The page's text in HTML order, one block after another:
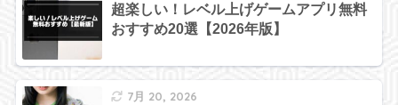
超楽しい！レベル上げゲームアプリ無料
おすすめ20選【2026年版】
7月 20, 2026